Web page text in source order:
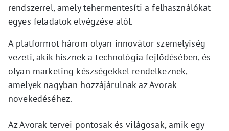
rendszerrel, amely tehermentesíti a felhasználókat
egyes feladatok elvégzése alól.
A platformot három olyan innovátor szemelyiség
vezeti, akik hisznek a technológia fejlődésében, és
olyan marketing készségekkel rendelkeznek,
amelyek nagyban hozzájárulnak az Avorak
növekedéséhez.
Az Avorak tervei pontosak és világosak, amik egy